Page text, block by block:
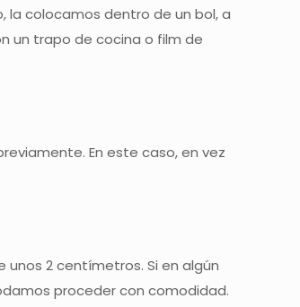
la colocamos dentro de un bol, a
un trapo de cocina o film de
En este caso, en vez
unos 2 centímetros. Si en algún
proceder con comodidad.